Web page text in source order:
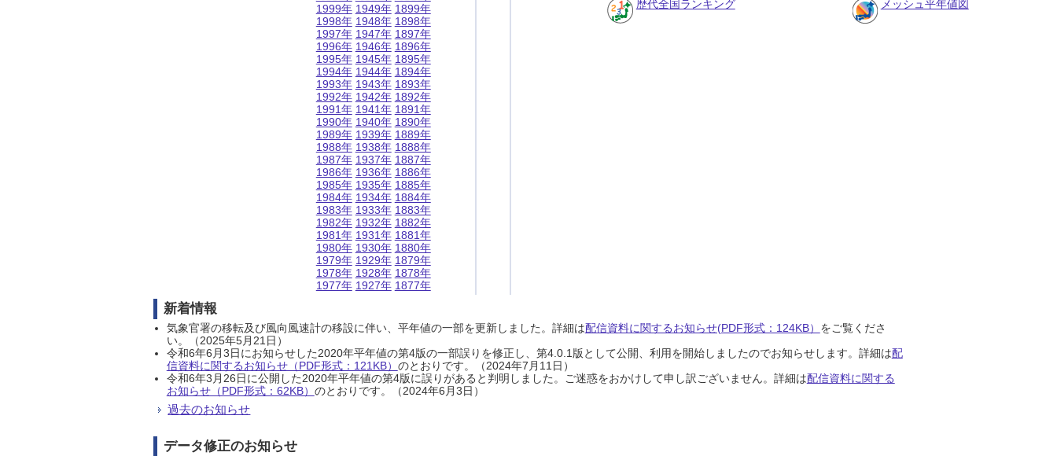
1999年
1998年
1997年
1996年
1995年
1994年
1993年
1992年
1991年
1990年
1989年
1988年
1987年
1986年
1985年
1984年
1983年
1982年
1981年
1980年
1979年
1978年
1977年
1949年
1948年
1947年
1946年
1945年
1944年
1943年
1942年
1941年
1940年
1939年
1938年
1937年
1936年
1935年
1934年
1933年
1932年
1931年
1930年
1929年
1928年
1927年
1899年
1898年
1897年
1896年
1895年
1894年
1893年
1892年
1891年
1890年
1889年
1888年
1887年
1886年
1885年
1884年
1883年
1882年
1881年
1880年
1879年
1878年
1877年
歴代全国ランキング メッシュ平年値図
新着情報
気象官署の移転及び風向風速計の移設に伴い、平年値の一部を更新しました。詳細は配信資料に関するお知らせ(PDF形式：124KB） をご覧くださ
い。（2025年5月21日）
令和6年6月3日にお知らせした2020年平年値の第4版の一部誤りを修正し、第4.0.1版として公開、利用を開始しましたのでお知らせします。詳細は配
信資料に関するお知らせ（PDF形式：121KB） のとおりです。（2024年7月11日）
令和6年3月26日に公開した2020年平年値の第4版に誤りがあると判明しました。ご迷惑をおかけして申し訳ございません。詳細は配信資料に関する
お知らせ（PDF形式：62KB） のとおりです。（2024年6月3日）
過去のお知らせ
データ修正のお知らせ